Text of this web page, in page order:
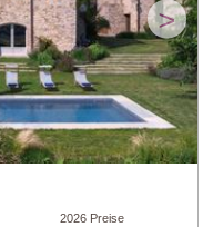
>
2026 Preise